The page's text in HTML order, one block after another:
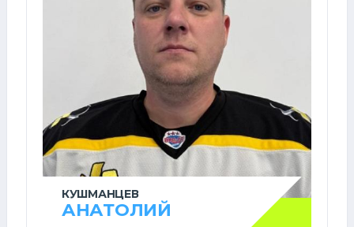
КУШМАНЦЕВ
АНАТОЛИЙ